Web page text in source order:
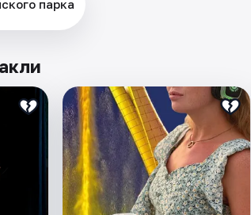
парка